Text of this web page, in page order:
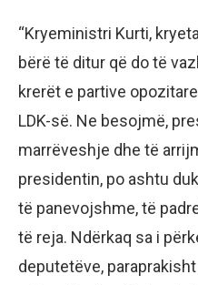
“Kryeministri Kurti,
bërë të ditur që do të
krerët e partive
LDK-së. Ne besojmë,
marrëveshje dhe të
presidentin, po ashtu
të panevojshme, të
të reja. Ndërkaq sa i
deputetëve,